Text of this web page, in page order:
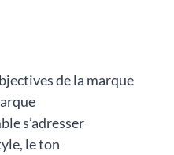
de la marque
s’adresser
le ton